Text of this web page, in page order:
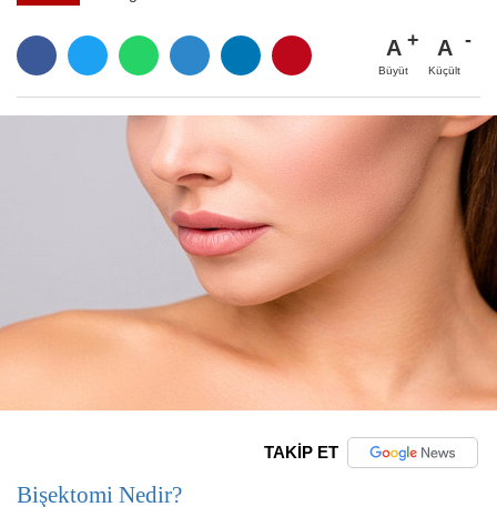
A
Büyüt
A
Küçült
TAKİP ET
Bişektomi Nedir?